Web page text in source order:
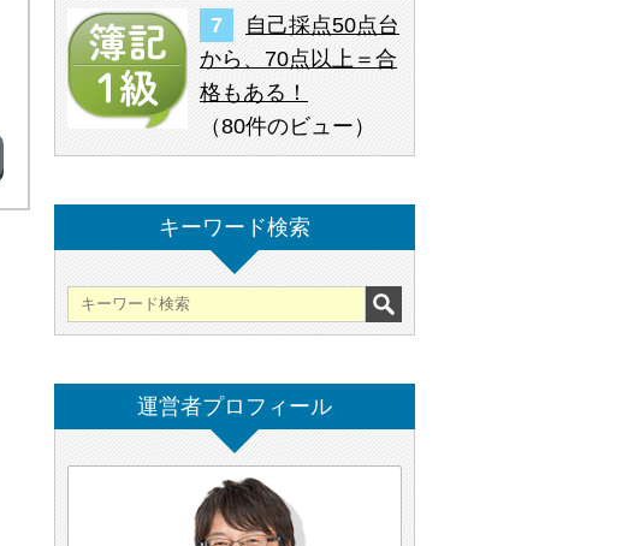
自己採点50点台
から、70点以上＝合
格もある！
（80件のビュー）
キーワード検索
運営者プロフィール